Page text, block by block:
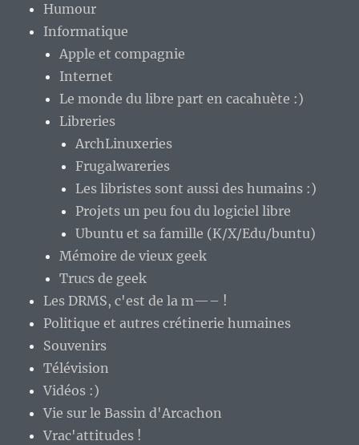
Humour
Informatique
Apple et compagnie
Internet
Le monde du libre part en cacahuète :)
Libreries
ArchLinuxeries
Frugalwareries
Les libristes sont aussi des humains :)
Projets un peu fou du logiciel libre
Ubuntu et sa famille (K/X/Edu/buntu)
Mémoire de vieux geek
Trucs de geek
Les DRMS, c'est de la m—– !
Politique et autres crétinerie humaines
Souvenirs
Télévision
Vidéos :)
Vie sur le Bassin d'Arcachon
Vrac'attitudes !